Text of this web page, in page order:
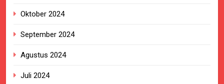
Oktober 2024
September 2024
Agustus 2024
Juli 2024